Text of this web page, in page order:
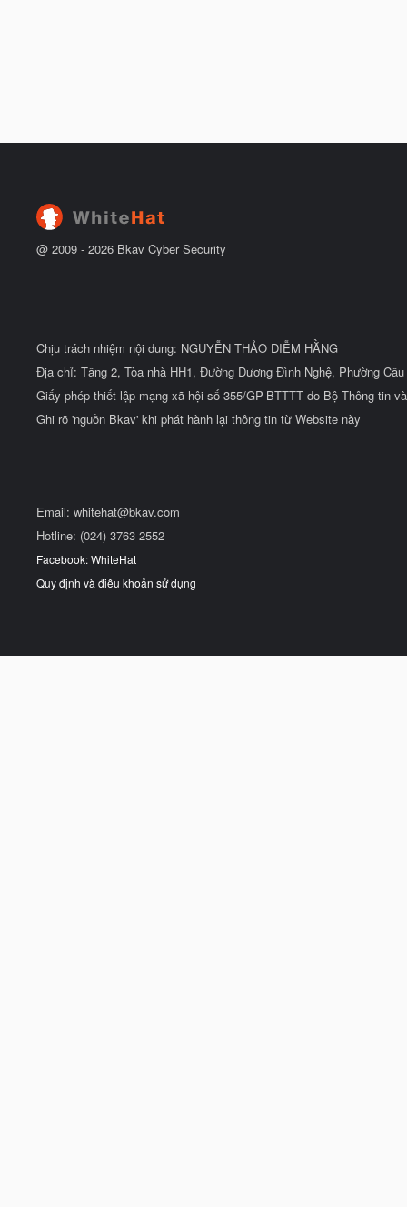
@ 2009 - 2026 Bkav Cyber Security
Chịu trách nhiệm nội dung: NGUYỄN THẢO DIỄM HẰNG
Địa chỉ: Tầng 2, Tòa nhà HH1, Đường Dương Đình Nghệ, Phường
Giấy phép thiết lập mạng xã hội số 355/GP-BTTTT do Bộ Thông tin
Ghi rõ 'nguồn Bkav' khi phát hành lại thông tin từ Website này
Email: whitehat@bkav.com
Hotline: (024) 3763 2552
Facebook: WhiteHat
Quy định và điều khoản sử dụng